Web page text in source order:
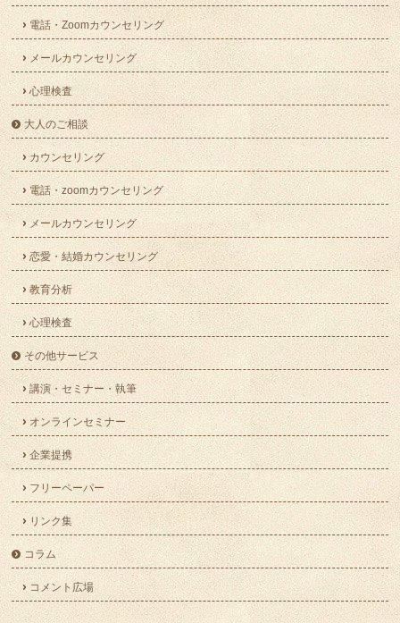
電話・Zoomカウンセリング
メールカウンセリング
心理検査
大人のご相談
カウンセリング
電話・zoomカウンセリング
メールカウンセリング
恋愛・結婚カウンセリング
教育分析
心理検査
その他サービス
講演・セミナー・執筆
オンラインセミナー
企業提携
フリーペーパー
リンク集
コラム
コメント広場